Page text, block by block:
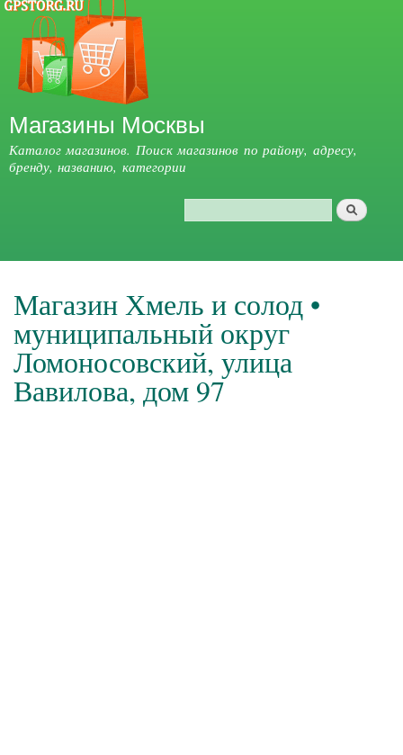
Перейти к
основному
содержанию
Магазины Москвы
Каталог магазинов. Поиск магазинов по району, адресу,
бренду, названию, категории
Магазин Хмель и солод •
муниципальный округ
Ломоносовский, улица
Вавилова, дом 97